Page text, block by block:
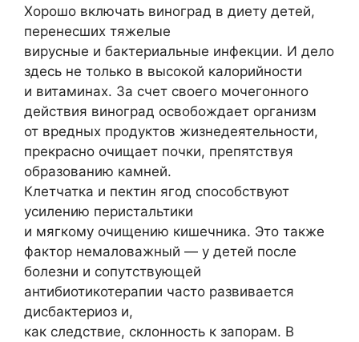
Хорошо включать виноград в диету детей,
перенесших тяжелые
вирусные и бактериальные инфекции. И дело
здесь не только в высокой калорийности
и витаминах. За счет своего мочегонного
действия виноград освобождает организм
от вредных продуктов жизнедеятельности,
прекрасно очищает почки, препятствуя
образованию камней.
Клетчатка и пектин ягод способствуют
усилению перистальтики
и мягкому очищению кишечника. Это также
фактор немаловажный — у детей после
болезни и сопутствующей
антибиотикотерапии часто развивается
дисбактериоз и,
как следствие, склонность к запорам. В